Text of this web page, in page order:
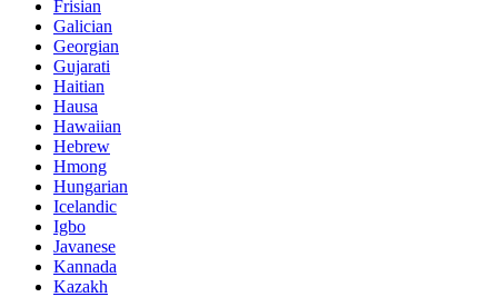
Frisian
Galician
Georgian
Gujarati
Haitian
Hausa
Hawaiian
Hebrew
Hmong
Hungarian
Icelandic
Igbo
Javanese
Kannada
Kazakh